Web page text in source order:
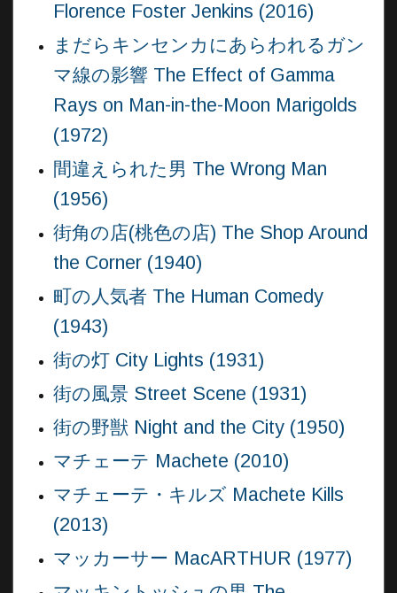
Florence Foster Jenkins (2016)
まだらキンセンカにあらわれるガン
マ線の影響 The Effect of Gamma
Rays on Man-in-the-Moon Marigolds
(1972)
間違えられた男 The Wrong Man
(1956)
街角の店(桃色の店) The Shop Around
the Corner (1940)
町の人気者 The Human Comedy
(1943)
街の灯 City Lights (1931)
街の風景 Street Scene (1931)
街の野獣 Night and the City (1950)
マチェーテ Machete (2010)
マチェーテ・キルズ Machete Kills
(2013)
マッカーサー MacARTHUR (1977)